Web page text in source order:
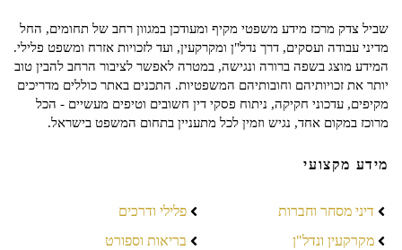
שביל צדק מרכז מידע משפטי מקיף ומעודכן במגוון רחב של תחומים, החל
מדיני עבודה ועסקים, דרך נדל"ן ומקרקעין, ועד לזכויות אזרח ומשפט פלילי.
המידע מוצג בשפה ברורה ונגישה, במטרה לאפשר לציבור הרחב להבין טוב
יותר את זכויותיהם וחובותיהם המשפטיות. התכנים באתר כוללים מדריכים
מקיפים, עדכוני חקיקה, ניתוח פסקי דין חשובים וטיפים מעשיים - הכל
מרוכז במקום אחד, נגיש וזמין לכל מתעניין בתחום המשפט בישראל.
מידע מקצועי
דיני מסחר וחברות
מקרקעין ונדל"ן
פלילי ודרכים
בריאות וספורט